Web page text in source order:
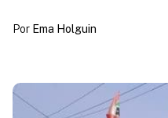
Por Ema Holguin